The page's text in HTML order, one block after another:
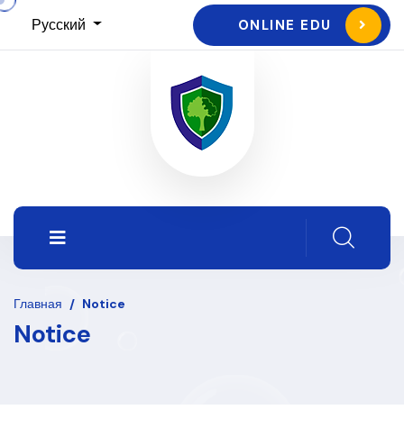
Русский ONLINE EDU
Главная / Notice
Notice